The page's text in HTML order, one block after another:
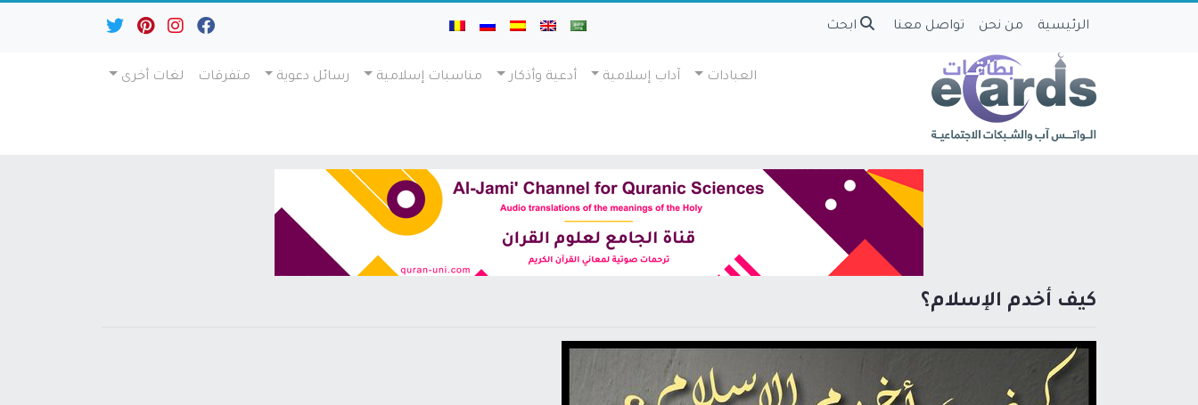
الرئيسية من نحن تواصل معنا ابحث
العبادات آداب إسلامية أدعية وأذكار مناسبات إسلامية رسائل دعوية متفرقات لغات أخرى
كيف أخدم الإسلام؟